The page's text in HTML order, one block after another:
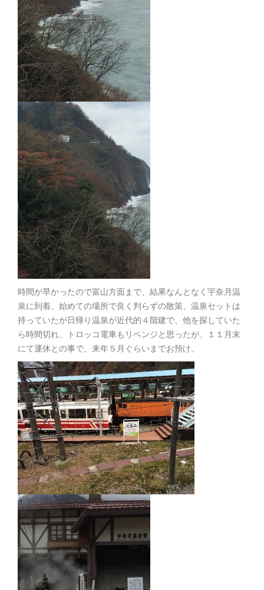
時間が早かったので富山方面まで、結果なんとなく宇奈月温
泉に到着、始めての場所で良く判らずの散策、温泉セットは
持っていたが日帰り温泉が近代的４階建で、他を探していた
ら時間切れ、トロッコ電車もリベンジと思ったが、１１月末
にて運休との事で、来年５月ぐらいまでお預け。